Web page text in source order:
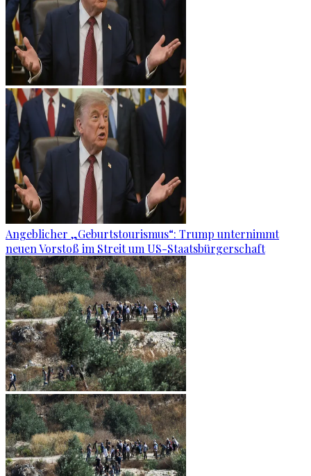
Angeblicher „Geburtstourismus“: Trump unternimmt
neuen Vorstoß im Streit um US-Staatsbürgerschaft